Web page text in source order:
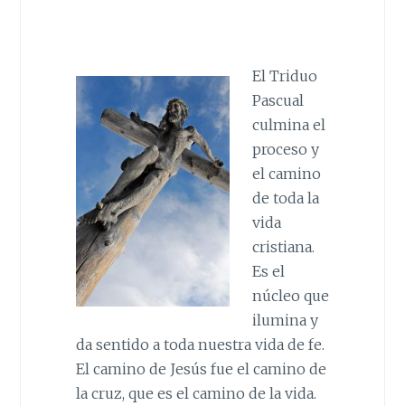
El Triduo
Pascual
culmina el
proceso y
el camino
de toda la
vida
cristiana.
Es el
núcleo que
ilumina y
da sentido a toda nuestra vida de fe.
El camino de Jesús fue el camino de
la cruz, que es el camino de la vida.